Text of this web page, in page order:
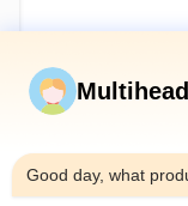
Good day, what